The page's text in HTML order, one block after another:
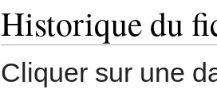
Historique du
Cliquer sur une